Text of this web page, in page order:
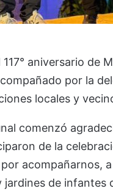
aniversario de
por la
locales y
comenzó
de la
acompañarnos,
jardines de